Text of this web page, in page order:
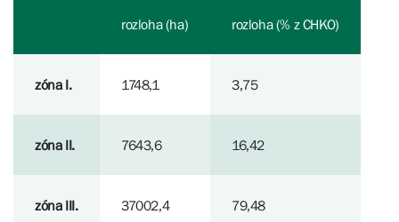
rozloha (ha) rozloha (% z CHKO)
zóna I. ​​​​​​​1748,1 3,75
zóna II. 7643,6 16,42
zóna III. 37002,4 79,48